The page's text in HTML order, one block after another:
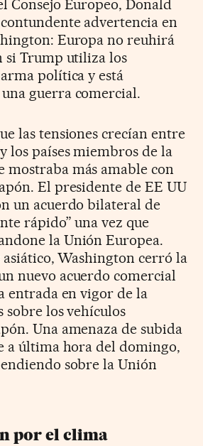
Consejo Europeo, Donald
advertencia en
Europa no reuhirá
si Trump utiliza los
política y está
guerra comercial.
las tensiones crecían entre
los países miembros de la
mostraba más amable con
El presidente de EE UU
un acuerdo bilateral de
rápido” una vez que
la Unión Europea.
asiático, Washington cerró la
nuevo acuerdo comercial
entrada en vigor de la
sobre los vehículos
Una amenaza de subida
a última hora del domingo,
sobre la Unión
por el clima